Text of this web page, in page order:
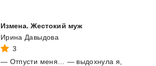
Измена. Жестокий муж
Ирина Давыдова
3
— Отпусти меня… — выдохнула я,